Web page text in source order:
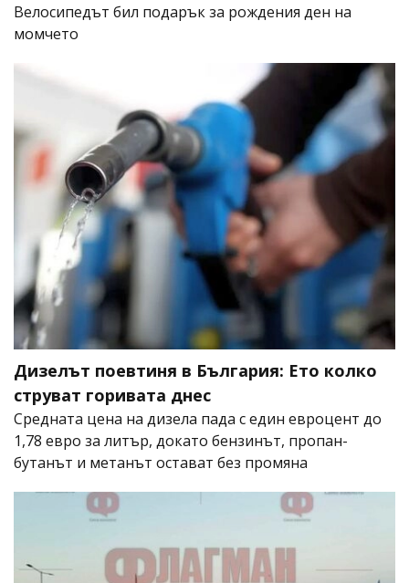
Велосипедът бил подарък за рождения ден на
момчето
Дизелът поевтиня в България: Ето колко
струват горивата днес
Средната цена на дизела пада с един евроцент до
1,78 евро за литър, докато бензинът, пропан-
бутанът и метанът остават без промяна